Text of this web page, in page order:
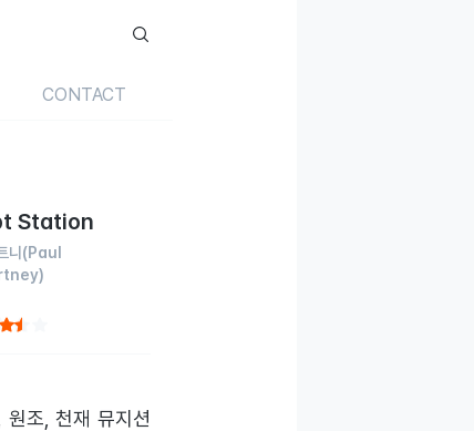
CONTACT
Station
니 (Paul
조, 천재 뮤지션